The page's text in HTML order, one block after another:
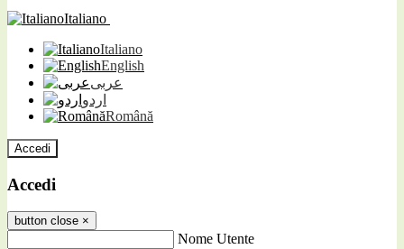
Italiano
Italiano
English
عربى
اردو
Română
Accedi
Accedi
button close ×
Nome Utente